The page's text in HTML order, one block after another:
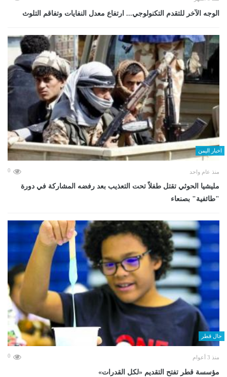
الوجه الآخر للتقدم التكنولوجي... ارتفاع معدل النفايات وتفاقم التلوث
اخبار اليمن
منذ عام واحد 0
مليشيا الحوثي تقتل طفلاً تحت التعذيب بعد رفضه المشاركة في دورة
"طائفية" بصنعاء
حال قطر
منذ 3 أعوام 0
مؤسسة قطر تفتح التقديم «لكل القدرات»